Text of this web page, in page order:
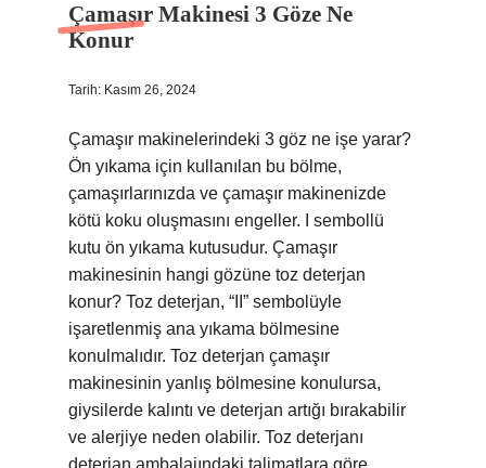
Çamaşır Makinesi 3 Göze Ne
Konur
Tarih: Kasım 26, 2024
Çamaşır makinelerindeki 3 göz ne işe yarar?
Ön yıkama için kullanılan bu bölme,
çamaşırlarınızda ve çamaşır makinenizde
kötü koku oluşmasını engeller. I sembollü
kutu ön yıkama kutusudur. Çamaşır
makinesinin hangi gözüne toz deterjan
konur? Toz deterjan, “II” sembolüyle
işaretlenmiş ana yıkama bölmesine
konulmalıdır. Toz deterjan çamaşır
makinesinin yanlış bölmesine konulursa,
giysilerde kalıntı ve deterjan artığı bırakabilir
ve alerjiye neden olabilir. Toz deterjanı
deterjan ambalajındaki talimatlara göre